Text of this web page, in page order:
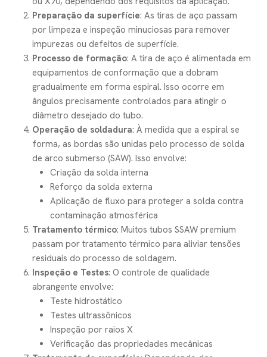
Preparação da superfície: As tiras de aço passam
por limpeza e inspeção minuciosas para remover
impurezas ou defeitos de superfície.
Processo de formação: A tira de aço é alimentada em
equipamentos de conformação que a dobram
gradualmente em forma espiral. Isso ocorre em
ângulos precisamente controlados para atingir o
diâmetro desejado do tubo.
Operação de soldadura: À medida que a espiral se
forma, as bordas são unidas pelo processo de solda
de arco submerso (SAW). Isso envolve:
Criação da solda interna
Reforço da solda externa
Aplicação de fluxo para proteger a solda contra
contaminação atmosférica
Tratamento térmico: Muitos tubos SSAW premium
passam por tratamento térmico para aliviar tensões
residuais do processo de soldagem.
Inspeção e Testes: O controle de qualidade
abrangente envolve:
Teste hidrostático
Testes ultrassônicos
Inspeção por raios X
Verificação das propriedades mecânicas